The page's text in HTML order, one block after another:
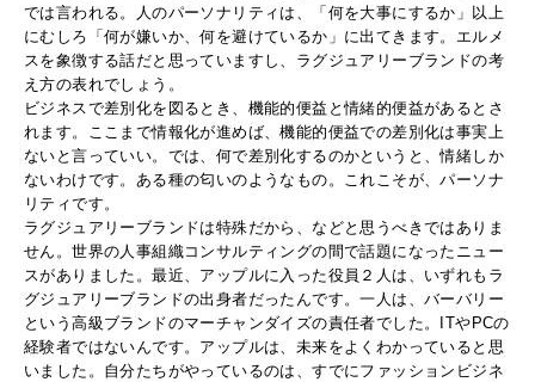
では言われる。人のパーソナリティは、「何を大事にするか」以上
にむしろ「何が嫌いか、何を避けているか」に出てきます。エルメ
スを象徴する話だと思っていますし、ラグジュアリーブランドの考
え方の表れでしょう。
ビジネスで差別化を図るとき、機能的便益と情緒的便益があるとさ
れます。ここまで情報化が進めば、機能的便益での差別化は事実上
ないと言っていい。では、何で差別化するのかというと、情緒しか
ないわけです。ある種の匂いのようなもの。これこそが、パーソナ
リティです。
ラグジュアリーブランドは特殊だから、などと思うべきではありま
せん。世界の人事組織コンサルティングの間で話題になったニュー
スがありました。最近、アップルに入った役員２人は、いずれもラ
グジュアリーブランドの出身者だったんです。一人は、バーバリー
という高級ブランドのマーチャンダイズの責任者でした。ITやPCの
経験者ではないんです。アップルは、未来をよくわかっていると思
いました。自分たちがやっているのは、すでにファッションビジネ